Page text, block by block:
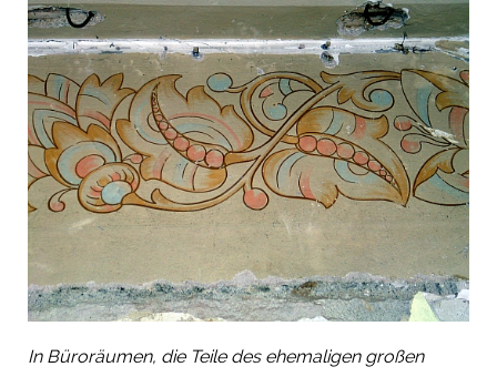
In Büroräumen, die Teile des ehemaligen großen